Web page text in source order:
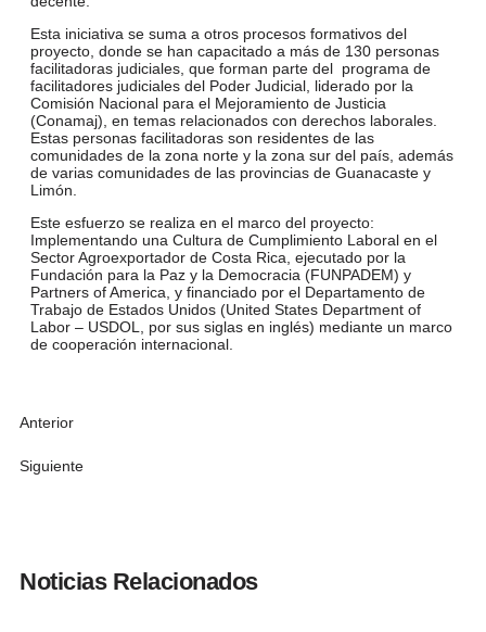
Esta iniciativa se suma a otros procesos formativos del
proyecto, donde se han capacitado a más de 130 personas
facilitadoras judiciales, que forman parte del programa de
facilitadores judiciales del Poder Judicial, liderado por la
Comisión Nacional para el Mejoramiento de Justicia
(Conamaj), en temas relacionados con derechos laborales.
Estas personas facilitadoras son residentes de las
comunidades de la zona norte y la zona sur del país, además
de varias comunidades de las provincias de Guanacaste y
Limón.
Este esfuerzo se realiza en el marco del proyecto:
Implementando una Cultura de Cumplimiento Laboral en el
Sector Agroexportador de Costa Rica, ejecutado por la
Fundación para la Paz y la Democracia (FUNPADEM) y
Partners of America, y financiado por el Departamento de
Trabajo de Estados Unidos (United States Department of
Labor – USDOL, por sus siglas en inglés) mediante un marco
de cooperación internacional.
Anterior
Siguiente
Noticias Relacionados